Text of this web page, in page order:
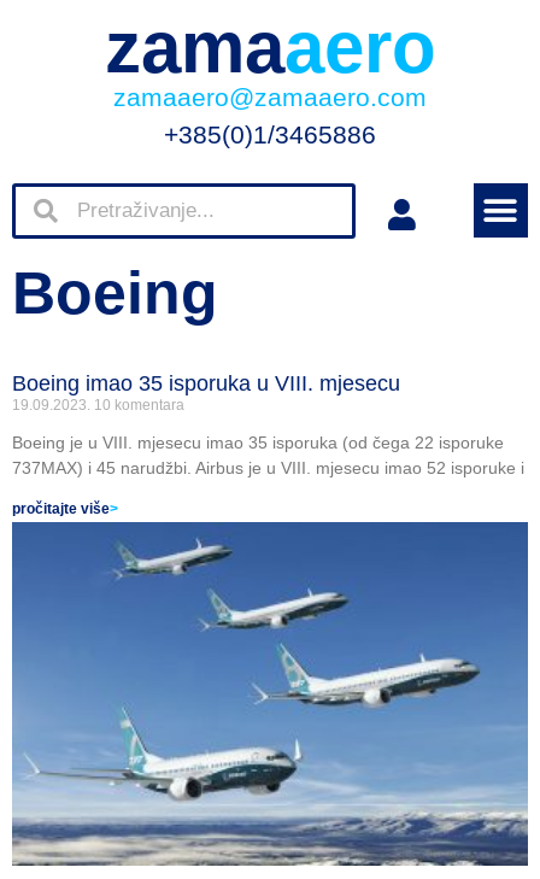
zamaaero
zamaaero@zamaaero.com
+385(0)1/3465886
Boeing
Boeing imao 35 isporuka u VIII. mjesecu
19.09.2023. 10 komentara
Boeing je u VIII. mjesecu imao 35 isporuka (od čega 22 isporuke
737MAX) i 45 narudžbi. Airbus je u VIII. mjesecu imao 52 isporuke i
pročitajte više>